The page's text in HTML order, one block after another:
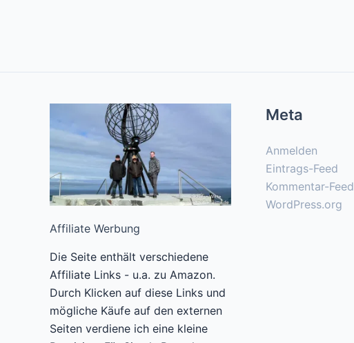
Affiliate Werbung
Die Seite enthält verschiedene
Affiliate Links - u.a. zu Amazon.
Durch Klicken auf diese Links und
mögliche Käufe auf den externen
Seiten verdiene ich eine kleine
Meta
Anmelden
Eintrags-Feed
Kommentar-Feed
WordPress.org